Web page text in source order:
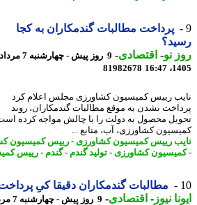
پرداخت مطالبات گندمکاران به کجا
نو- اقتصادی-
9 روز پیش - چهارشنبه 7 مرداد
81982678
رییس کمیسیون کشاورزی مجلس اعلام کرد
نشدن به موقع مطالبات گندمکاران، روند
محصول به دولت را با چالش مواجه کرده است. -
کشاورزی، آب، منابع ...
رییس کمیسیون کشاورزی- رییس کمیسیون
کشاورزی- تولید گندم-گندم-رییس
مطالبات گندمکاران دقیقا کیِ پرداخت
نیوز-اقتصادی-9 روز پیش - چهارشنبه 7 مرداد 1405، 15:06